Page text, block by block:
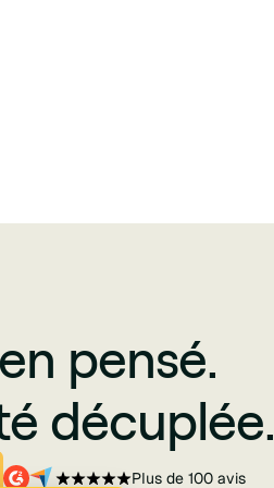
pensé.
décuplée.
Plus de 100 avis